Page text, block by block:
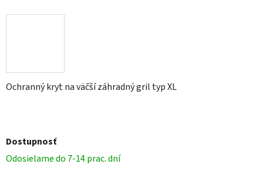
Ochranný kryt na väčší záhradný gril typ XL
Dostupnosť
Odosielame do 7-14 prac. dní